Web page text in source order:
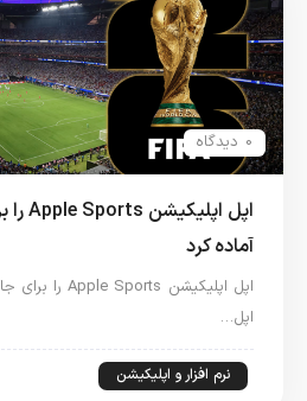
0 دیدگاه
آماده کرد
اپل…
نرم افزار و اپلیکیشن